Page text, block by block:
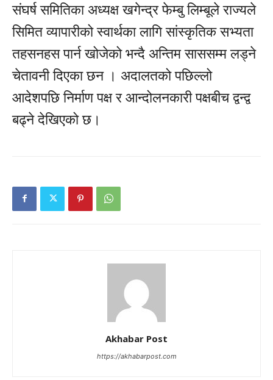
संघर्ष समितिका अध्यक्ष खगेन्द्र फेम्बु लिम्बूले राज्यले
सिमित व्यापारीको स्वार्थका लागि सांस्कृतिक सभ्यता
तहसनहस पार्न खोजेको भन्दै अन्तिम साससम्म लड्ने
चेतावनी दिएका छन । अदालतको पछिल्लो
आदेशपछि निर्माण पक्ष र आन्दोलनकारी पक्षबीच द्वन्द्व
बढ्ने देखिएको छ।
Akhabar Post
https://akhabarpost.com